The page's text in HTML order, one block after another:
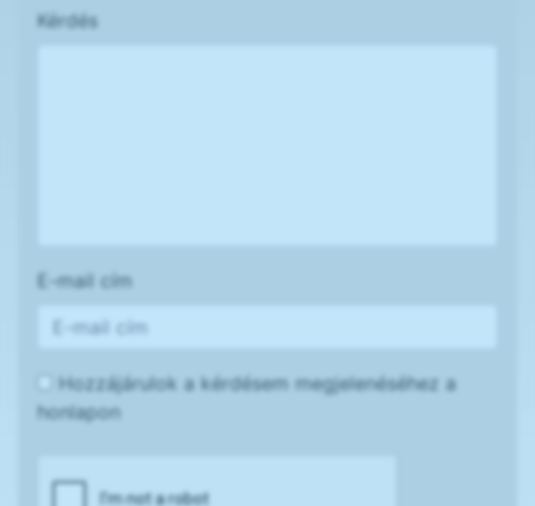
Kérdés
E-mail cím
Hozzájárulok a kérdésem megjelenéséhez a
honlapon